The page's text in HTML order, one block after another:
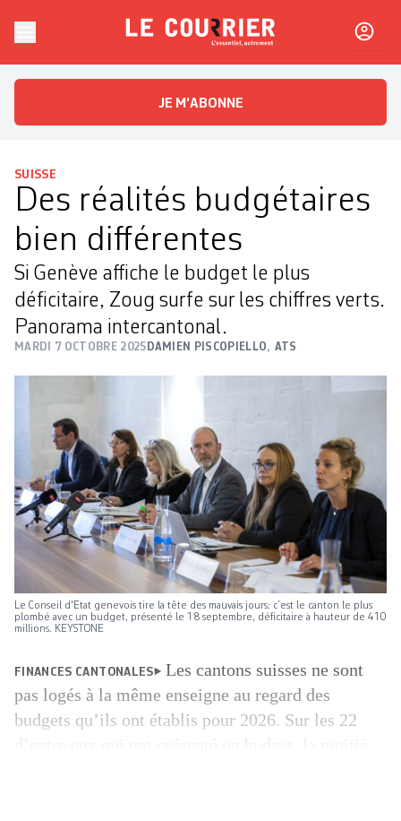
Le CourrierL'essentiel, autrement
JE M'ABONNE
SUISSE
Des réalités budgétaires
bien différentes
Si Genève affiche le budget le plus
déficitaire, Zoug surfe sur les chiffres verts.
Panorama intercantonal.
MARDI 7 OCTOBRE 2025 DAMIEN PISCOPIELLO, ATS
Le Conseil d'Etat genevois tire la tête des mauvais jours: c’est le canton le plus
plombé avec un budget, présenté le 18 septembre, déficitaire à hauteur de 410
millions. KEYSTONE
FINANCES CANTONALES
Les cantons suisses ne sont
pas logés à la même enseigne au regard des
budgets qu’ils ont établis pour 2026. Sur les 22